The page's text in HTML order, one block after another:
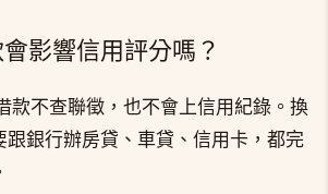
影響信用評分嗎？
款不查聯徵，也不會上信用紀錄。換
跟銀行辦房貸、車貸、信用卡，都完